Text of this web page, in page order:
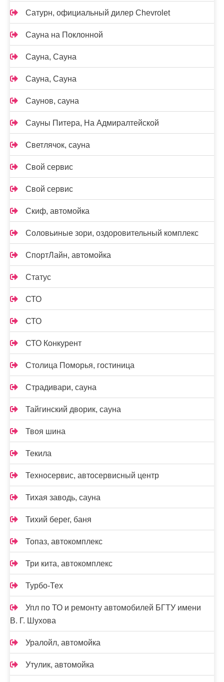
Сатурн, официальный дилер Chevrolet
Сауна на Поклонной
Сауна, Сауна
Сауна, Сауна
Саунов, сауна
Сауны Питера, На Адмиралтейской
Светлячок, сауна
Свой сервис
Свой сервис
Скиф, автомойка
Соловьиные зори, оздоровительный комплекс
СпортЛайн, автомойка
Статус
СТО
СТО
СТО Конкурент
Столица Поморья, гостиница
Страдивари, сауна
Тайгинский дворик, сауна
Твоя шина
Текила
Техносервис, автосервисный центр
Тихая заводь, сауна
Тихий берег, баня
Топаз, автокомплекс
Три кита, автокомплекс
Турбо-Тех
Упл по ТО и ремонту автомобилей БГТУ имени
В. Г. Шухова
Уралойл, автомойка
Утулик, автомойка